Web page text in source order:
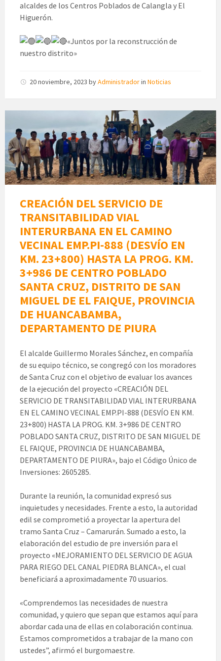
alcaldes de los Centros Poblados de Calangla y El
Higuerón.
«Juntos por la reconstrucción de
nuestro distrito»
20 noviembre, 2023 byAdministradorin Noticias
CREACIÓN DEL SERVICIO DE
TRANSITABILIDAD VIAL
INTERURBANA EN EL CAMINO
VECINAL EMP.PI-888 (DESVÍO EN
KM. 23+800) HASTA LA PROG. KM.
3+986 DE CENTRO POBLADO
SANTA CRUZ, DISTRITO DE SAN
MIGUEL DE EL FAIQUE, PROVINCIA
DE HUANCABAMBA,
DEPARTAMENTO DE PIURA
El alcalde Guillermo Morales Sánchez, en compañía
de su equipo técnico, se congregó con los moradores
de Santa Cruz con el objetivo de evaluar los avances
de la ejecución del proyecto «CREACIÓN DEL
SERVICIO DE TRANSITABILIDAD VIAL INTERURBANA
EN EL CAMINO VECINAL EMP.PI-888 (DESVÍO EN KM.
23+800) HASTA LA PROG. KM. 3+986 DE CENTRO
POBLADO SANTA CRUZ, DISTRITO DE SAN MIGUEL DE
EL FAIQUE, PROVINCIA DE HUANCABAMBA,
DEPARTAMENTO DE PIURA», bajo el Código Único de
Inversiones: 2605285.
Durante la reunión, la comunidad expresó sus
inquietudes y necesidades. Frente a esto, la autoridad
edil se comprometió a proyectar la apertura del
tramo Santa Cruz – Camarurán. Sumado a esto, la
elaboración del estudio de pre inversión para el
proyecto «MEJORAMIENTO DEL SERVICIO DE AGUA
PARA RIEGO DEL CANAL PIEDRA BLANCA», el cual
beneficiará a aproximadamente 70 usuarios.
«Comprendemos las necesidades de nuestra
comunidad, y quiero que sepan que estamos aquí para
abordar cada una de ellas en colaboración continua.
Estamos comprometidos a trabajar de la mano con
ustedes”, afirmó el burgomaestre.